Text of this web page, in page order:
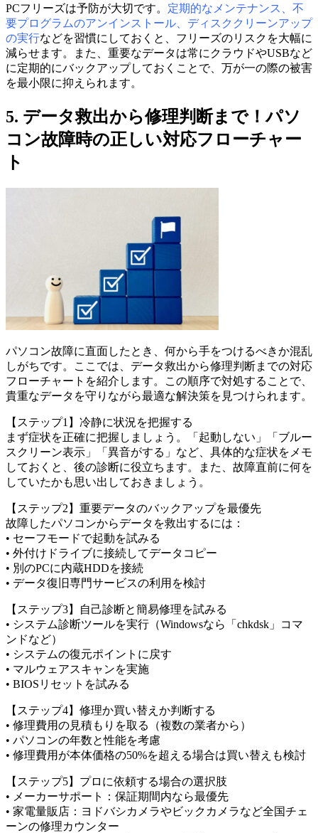
PCフリーズは予防が大切です。 定期的なメンテナンス、不
要プログラムのアンインストール、ディスククリーンアップ
の実行などを習慣にしておくと、フリーズのリスクを大幅に
減らせます。また、重要なデータは常にクラウドやUSBなど
に定期的にバックアップしておくことで、万が一の際の被害
を最小限に抑えられます。
5. データ救出から修理判断まで！パソ
コン故障時の正しい対応フローチャー
ト
パソコン故障に直面したとき、何から手をつけるべきか混乱
しがちです。ここでは、データ救出から修理判断までの対応
フローチャートを紹介します。この順序で対処することで、
貴重なデータを守りながら最適な解決策を見つけられます。
【ステップ1】冷静に状況を把握する
まず症状を正確に把握しましょう。「起動しない」「ブルー
スクリーン表示」「異音がする」など、具体的な症状をメモ
しておくと、後の診断に役立ちます。また、故障直前に何を
していたかも思い出しておきましょう。
【ステップ2】重要データのバックアップを最優先
故障したパソコンからデータを救出するには：
• セーフモードで起動を試みる
• 外付けドライブに接続してデータコピー
• 別のPCに内蔵HDDを接続
• データ復旧専門サービスの利用を検討
【ステップ3】自己診断と簡易修理を試みる
• システム診断ツールを実行（Windowsなら「chkdsk」コマ
ンドなど）
• システムの復元ポイントに戻す
• マルウェアスキャンを実施
• BIOSリセットを試みる
【ステップ4】修理か買い替えか判断する
• 修理費用の見積もりを取る（複数の業者から）
• パソコンの年数と性能を考慮
• 修理費用が本体価格の50%を超える場合は買い替えも検討
【ステップ5】プロに依頼する場合の選択肢
• メーカーサポート：保証期間内なら最優先
• 家電量販店：ヨドバシカメラやビックカメラなど全国チェ
ーンの修理カウンター